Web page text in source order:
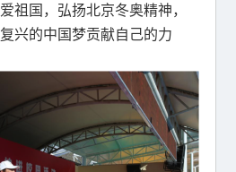
祖国，弘扬北京冬奥精神，
兴的中国梦贡献自己的力